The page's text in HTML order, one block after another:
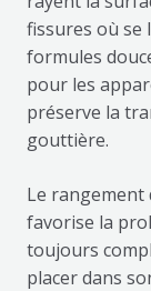
fissures où se
formules
pour les
préserve la
gouttière.
Le rangement
favorise la
toujours
placer dans